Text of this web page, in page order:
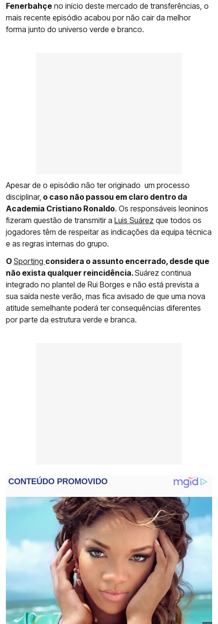
Fenerbahçe no início deste mercado de transferências, o
mais recente episódio acabou por não cair da melhor
forma junto do universo verde e branco.
Apesar de o episódio não ter originado um processo
disciplinar, o caso não passou em claro dentro da
Academia Cristiano Ronaldo. Os responsáveis leoninos
fizeram questão de transmitir a Luis Suárez que todos os
jogadores têm de respeitar as indicações da equipa técnica
e as regras internas do grupo.
O Sporting considera o assunto encerrado, desde que
não exista qualquer reincidência.Suárez continua
integrado no plantel de Rui Borges e não está prevista a
sua saída neste verão, mas fica avisado de que uma nova
atitude semelhante poderá ter consequências diferentes
por parte da estrutura verde e branca.